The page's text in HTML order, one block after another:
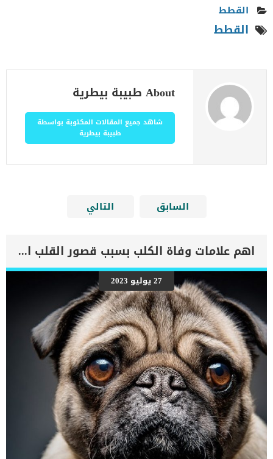
القطط
القطط
About طبيبة بيطرية
شاهد جميع المقالات المكتوبة بواسطة
طبيبة بيطرية
السابق التالي
اهم علامات وفاة الكلب بسبب قصور القلب الاحتقانى
27 يوليو 2023